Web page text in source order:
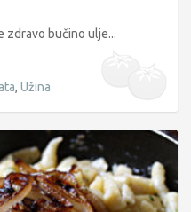
zdravo bučino ulje...
, Užina